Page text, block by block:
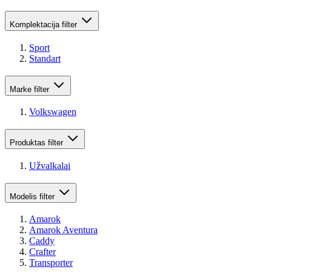
Komplektacija filter
Sport
Standart
Marke filter
Volkswagen
Produktas filter
Užvalkalai
Modelis filter
Amarok
Amarok Aventura
Caddy
Crafter
Transporter